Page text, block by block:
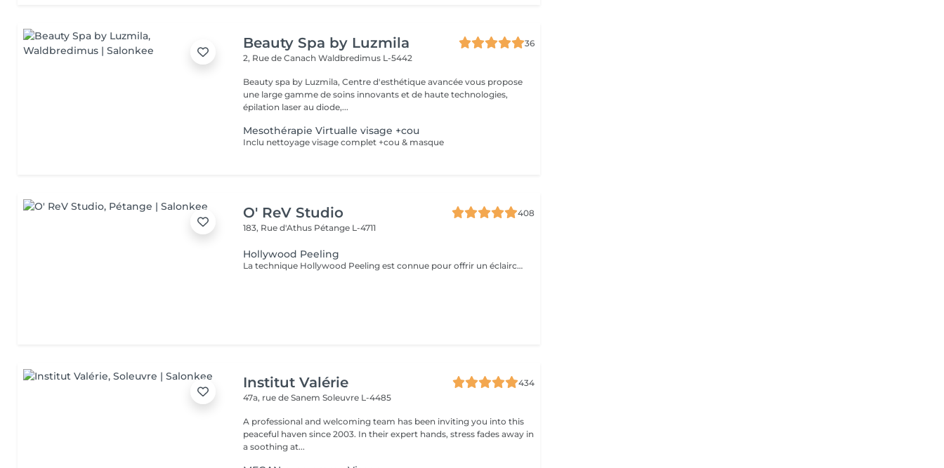
Beauty Spa by Luzmila
36
2, Rue de CanachWaldbredimus L-5442
Beauty spa by Luzmila, Centre d'esthétique avancée vous propose
une large gamme de soins innovants et de haute technologies,
épilation laser au diode,...
Mesothérapie Virtualle visage +cou
Inclu nettoyage visage complet +cou & masque
O' ReV Studio
408
183, Rue d'Athus Pétange L-4711
Hollywood Peeling
La technique Hollywood Peeling est connue pour offrir un éclaircissement immédiat de la peau et une apparence lisse et rafraîchie. Il est idéal pour les personnes ayant une peau à tendance acnéique, un teint terne ou des signes de vieillissement, et il est particulièrement bénéfique avant un événement spécial en raison de ses résultats rapides et visibles. Contre Indications: - Non recommandé pour les peaux foncées.
Institut Valérie
434
47a, rue de SanemSoleuvre L-4485
A professional and welcoming team has been inviting you into this
peaceful haven since 2003. In their expert hands, stress fades away in
a soothing at...